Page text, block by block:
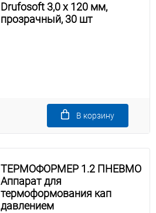
Drufosoft 3,0 х 120 мм,
прозрачный, 30 шт
В корзину
ТЕРМОФОРМЕР 1.2 ПНЕВМО
Аппарат для
термоформования кап
давлением